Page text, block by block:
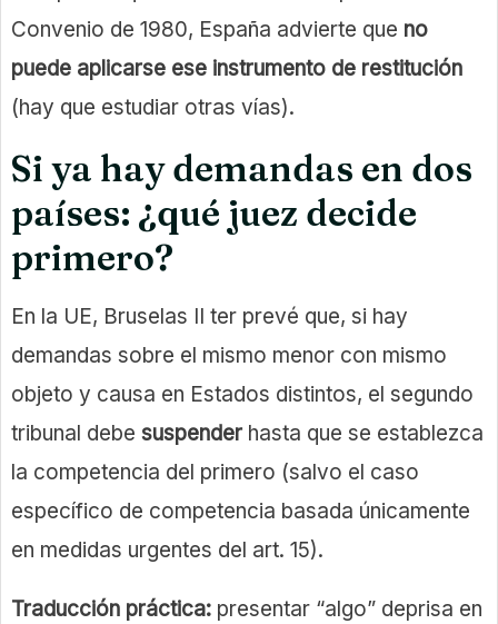
Convenio de 1980, España advierte que no
puede aplicarse ese instrumento de restitución
(hay que estudiar otras vías).
Si ya hay demandas en dos
países: ¿qué juez decide
primero?
En la UE, Bruselas II ter prevé que, si hay
demandas sobre el mismo menor con mismo
objeto y causa en Estados distintos, el segundo
tribunal debe suspender hasta que se establezca
la competencia del primero (salvo el caso
específico de competencia basada únicamente
en medidas urgentes del art. 15).
Traducción práctica: presentar “algo” deprisa en